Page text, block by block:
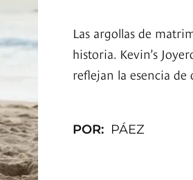
Las argollas de
historia. Kevin’s
reflejan la esencia de
POR: PÁEZ